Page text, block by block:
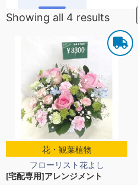
Showing all 4 results
花・観葉植物
フローリスト花よし
[宅配専用]アレンジメント